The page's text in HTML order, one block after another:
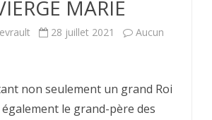
MARIE
28 juillet 2021
Aucun
non seulement un grand Roi
également le grand-père des